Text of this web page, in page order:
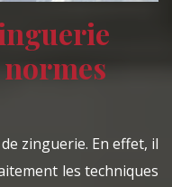
zinguerie. En effet, il
les techniques